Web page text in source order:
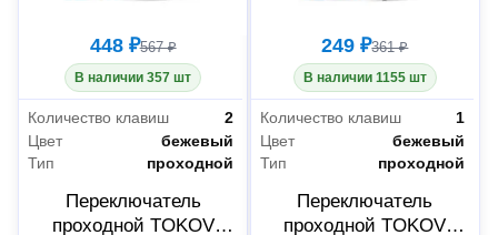
448 ₽567 ₽
В наличии 357 шт
Количество клавиш
2
Цвет
бежевый
Тип
проходной
Переключатель
проходной TOKOV
249 ₽361 ₽
В наличии 1155 шт
Количество клавиш
1
Цвет
бежевый
Тип
проходной
Переключатель
проходной TOKOV